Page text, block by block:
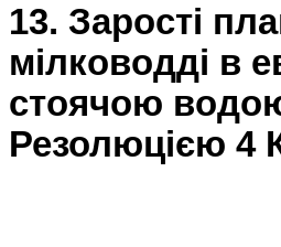
13. Зарості
мілководді в
стоячою
Резолюцією 4